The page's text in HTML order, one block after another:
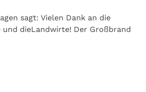
sagt: Vielen Dank an die
und dieLandwirte! Der Großbrand